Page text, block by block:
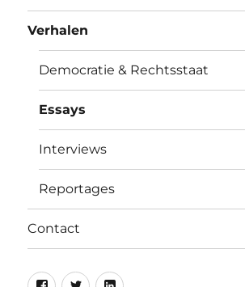
Verhalen
Democratie & Rechtsstaat
Essays
Interviews
Reportages
Contact
Facebook
TwitterLinkedin